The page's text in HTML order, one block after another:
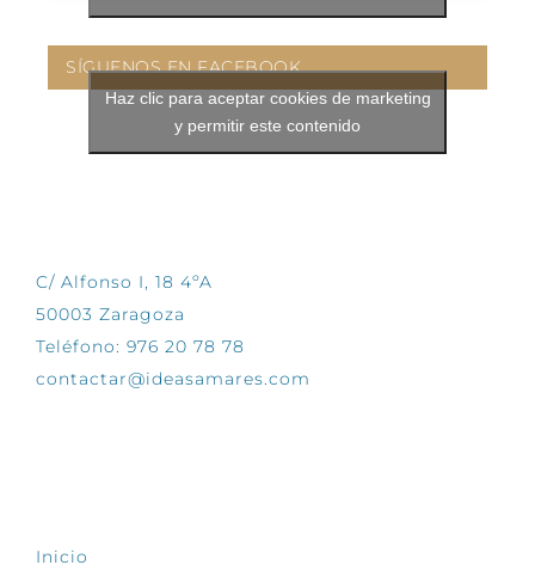
SÍGUENOS EN FACEBOOK
Haz clic para aceptar cookies de marketing
y permitir este contenido
C/ Alfonso I, 18 4ºA
50003 Zaragoza
Teléfono: 976 20 78 78
contactar@ideasamares.com
Inicio